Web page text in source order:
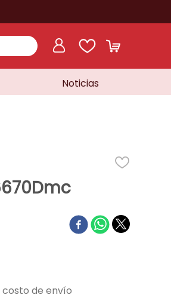
Noticias
costo de envío